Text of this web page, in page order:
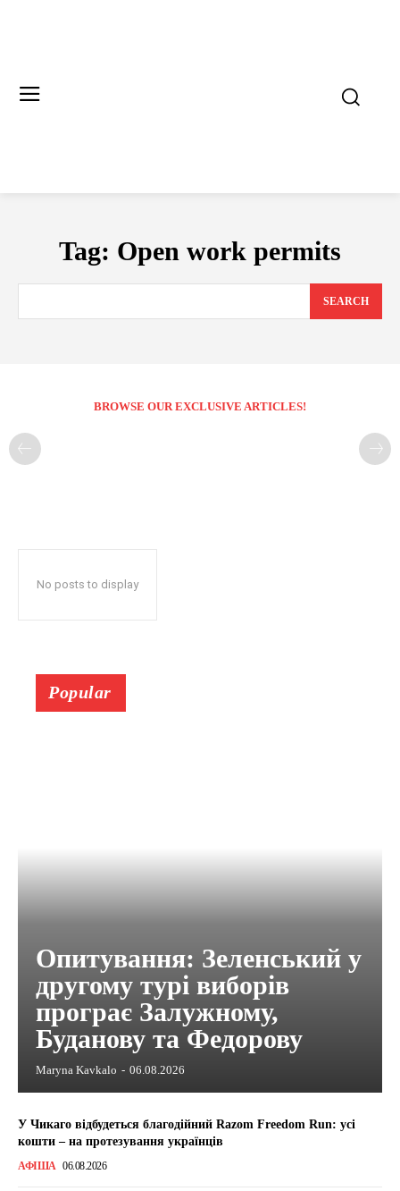
Tag: Open work permits
SEARCH
BROWSE OUR EXCLUSIVE ARTICLES!
No posts to display
Popular
Опитування: Зеленський у
другому турі виборів
програє Залужному,
Буданову та Федорову
Maryna Kavkalo - 06.08.2026
У Чикаго відбудеться благодійний Razom Freedom Run: усі
кошти – на протезування українців
АФІША 06.08.2026